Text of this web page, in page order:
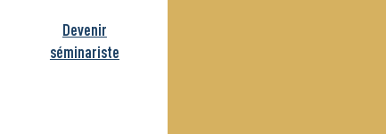
Devenir
séminariste